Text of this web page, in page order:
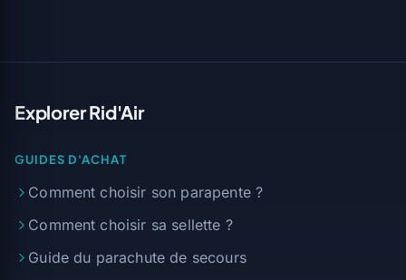
Explorer Rid'Air
GUIDES D'ACHAT
Comment choisir son parapente ?
Comment choisir sa sellette ?
Guide du parachute de secours